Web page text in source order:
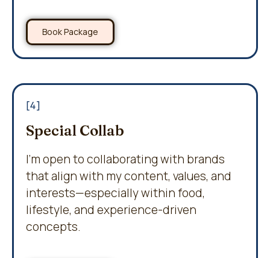
Book Package
[4]
Special Collab
I’m open to collaborating with brands
that align with my content, values, and
interests—especially within food,
lifestyle, and experience-driven
concepts.